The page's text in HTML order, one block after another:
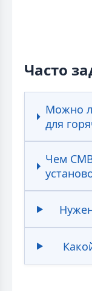
Часто
Можно
для
Чем